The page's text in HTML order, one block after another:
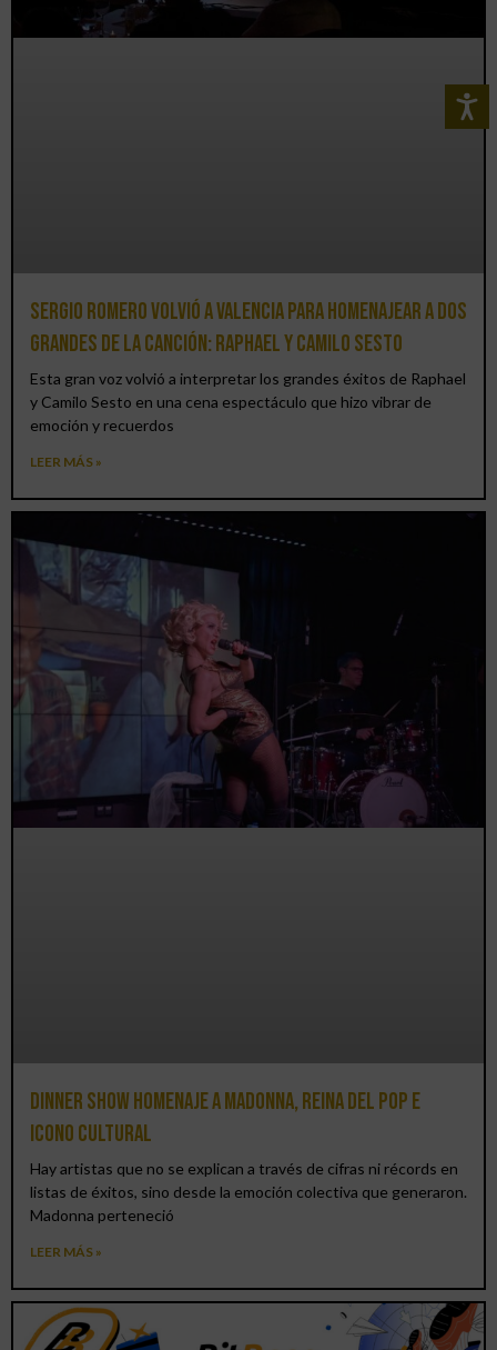
Sergio Romero volvió a Valencia para homenajear a dos
grandes de la canción: Raphael y Camilo Sesto
Esta gran voz volvió a interpretar los grandes éxitos de Raphael
y Camilo Sesto en una cena espectáculo que hizo vibrar de
emoción y recuerdos
LEER MÁS »
Dinner Show homenaje a Madonna, reina del pop e
icono cultural
Hay artistas que no se explican a través de cifras ni récords en
listas de éxitos, sino desde la emoción colectiva que generaron.
Madonna perteneció
LEER MÁS »